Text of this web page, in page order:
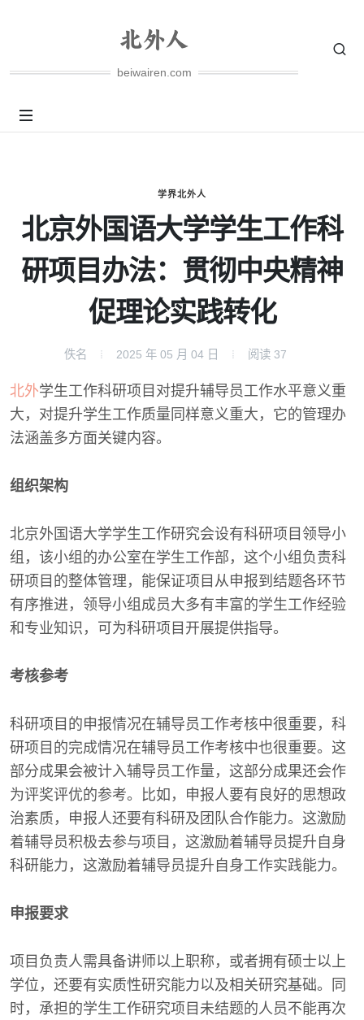
beiwairen.com
学界北外人
北京外国语大学学生工作科
研项目办法：贯彻中央精神
促理论实践转化
佚名 2025 年 05 月 04 日 阅读 37
北外学生工作科研项目对提升辅导员工作水平意义重
大，对提升学生工作质量同样意义重大，它的管理办
法涵盖多方面关键内容。
组织架构
北京外国语大学学生工作研究会设有科研项目领导小
组，该小组的办公室在学生工作部，这个小组负责科
研项目的整体管理，能保证项目从申报到结题各环节
有序推进，领导小组成员大多有丰富的学生工作经验
和专业知识，可为科研项目开展提供指导。
考核参考
科研项目的申报情况在辅导员工作考核中很重要，科
研项目的完成情况在辅导员工作考核中也很重要。这
部分成果会被计入辅导员工作量，这部分成果还会作
为评奖评优的参考。比如，申报人要有良好的思想政
治素质，申报人还要有科研及团队合作能力。这激励
着辅导员积极去参与项目，这激励着辅导员提升自身
科研能力，这激励着辅导员提升自身工作实践能力。
申报要求
项目负责人需具备讲师以上职称，或者拥有硕士以上
学位，还要有实质性研究能力以及相关研究基础。同
时，承担的学生工作研究项目未结题的人员不能再次